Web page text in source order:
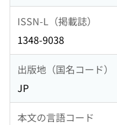
ISSN-L（掲載誌）
1348-9038
出版地（国名コード）
JP
本文の言語コード